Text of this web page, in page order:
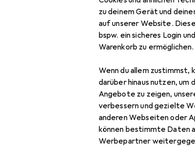
zu deinem Gerät und
auf unserer Website.
bspw. ein sicheres Login
Warenkorb zu ermöglichen.
Wenn du allem zustimmst,
darüber hinaus nutzen, um
Angebote zu zeigen,
verbessern und gezielte
anderen Webseiten oder
können bestimmte Daten
Werbepartner